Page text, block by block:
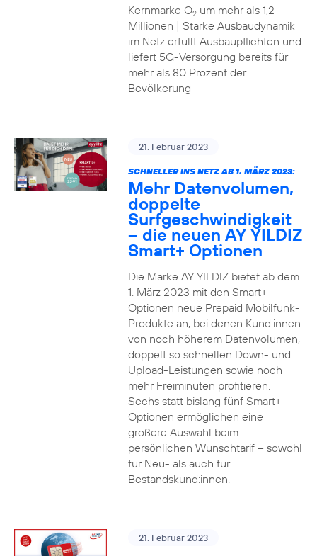
Kernmarke O2um mehr als 1,2
Millionen | Starke Ausbaudynamik
im Netz erfüllt Ausbaupflichten und
liefert 5G-Versorgung bereits für
mehr als 80 Prozent der
Bevölkerung
21. Februar 2023
SCHNELLER INS NETZ AB 1. MÄRZ 2023:
Mehr Datenvolumen,
doppelte
Surfgeschwindigkeit
– die neuen AY YILDIZ
Smart+ Optionen
Die Marke AY YILDIZ bietet ab dem
1. März 2023 mit den Smart+
Optionen neue Prepaid Mobilfunk-
Produkte an, bei denen Kund:innen
von noch höherem Datenvolumen,
doppelt so schnellen Down- und
Upload-Leistungen sowie noch
mehr Freiminuten profitieren.
Sechs statt bislang fünf Smart+
Optionen ermöglichen eine
größere Auswahl beim
persönlichen Wunschtarif – sowohl
für Neu- als auch für
Bestandskund:innen.
21. Februar 2023